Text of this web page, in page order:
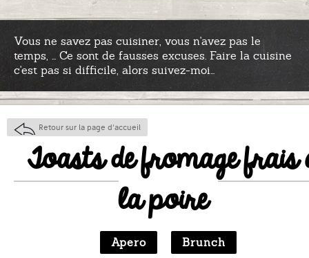
Vous ne savez pas cuisiner, vous n'avez pas le
temps, ... Ce sont de fausses excuses. Faire la cuisine
c'est pas si difficile, alors suivez-moi...
Retour sur la page d'accueil
Toasts de fromage frais
la poire
Apero Brunch